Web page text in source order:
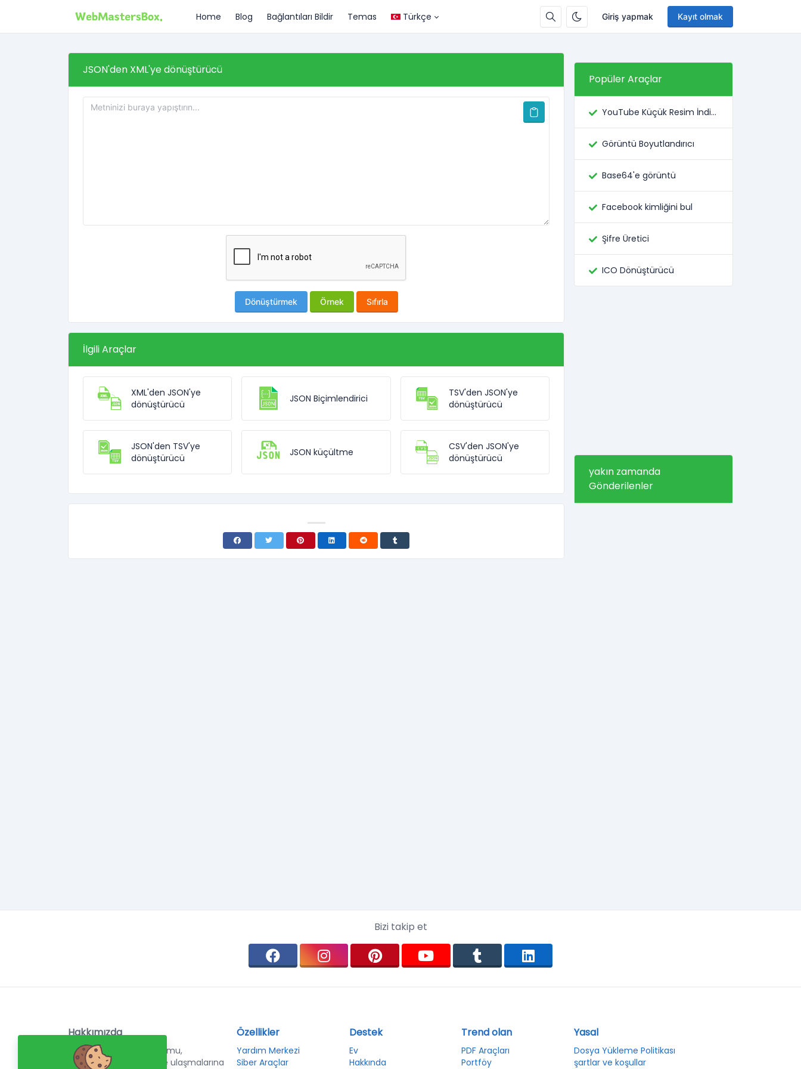
Giriş yapmak Kayıt olmak
Home Blog Bağlantıları Bildir Temas Türkçe
JSON'den XML'ye dönüştürücü
Dönüştürmek Örnek Sıfırla
İlgili Araçlar
XML'den JSON'ye
dönüştürücü
JSON Biçimlendirici
TSV'den JSON'ye
dönüştürücü
JSON'den TSV'ye
dönüştürücü
JSON küçültme
CSV'den JSON'ye
dönüştürücü
Popüler Araçlar
YouTube Küçük Resim İndiricisi
Görüntü Boyutlandırıcı
Base64'e görüntü
Facebook kimliğini bul
Şifre Üretici
ICO Dönüştürücü
yakın zamanda
Gönderilenler
Bizi takip et
Hakkımızda
WebmastersBox platformu,
kullanıcıların hedeflerine ulaşmalarına
Özellikler
Yardım Merkezi
Siber Araçlar
Destek
Ev
Hakkında
Trend olan
PDF Araçları
Portföy
Yasal
Dosya Yükleme Politikası
şartlar ve koşullar